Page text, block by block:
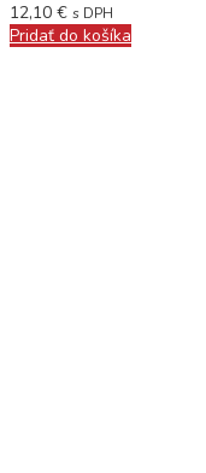
12,10 € s DPH
Pridať do košíka